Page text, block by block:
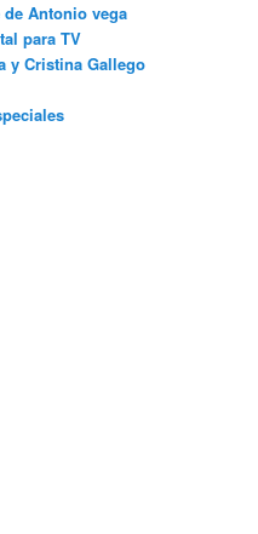
Antonio vega
para TV
y Cristina Gallego